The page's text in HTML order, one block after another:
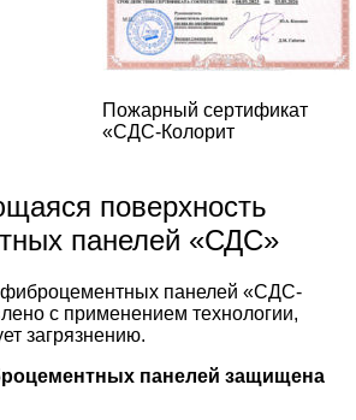
Пожарный сертификат
«СДС-Колорит
поверхность
панелей «СДС»
панелей «СДС-
с применением технологии,
загрязнению.
панелей защищена